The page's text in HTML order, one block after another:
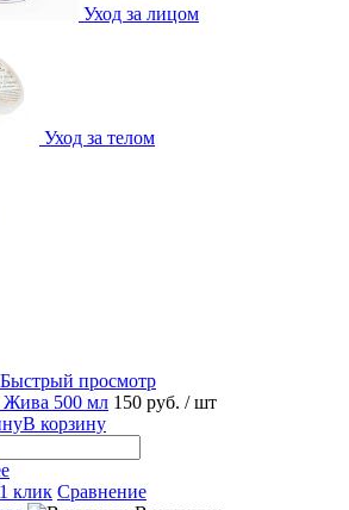
Уход за лицом
Уход за телом
Быстрый просмотр
500 мл 150 руб. / шт
В корзину
клик Сравнение